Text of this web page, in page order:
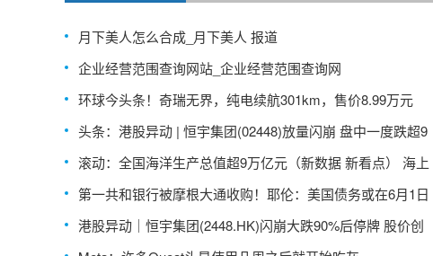
月下美人怎么合成_月下美人 报道
企业经营范围查询网站_企业经营范围查询网
环球今头条！奇瑞无界，纯电续航301km，售价8.99万元
头条：港股异动 | 恒宇集团(02448)放量闪崩 盘中一度跌超9
1% 股价创上市新低
滚动：全国海洋生产总值超9万亿元（新数据 新看点） 海上
风电发电量同比增长116.2%
第一共和银行被摩根大通收购！耶伦：美国债务或在6月1日
触及上限
港股异动｜恒宇集团(2448.HK)闪崩大跌90%后停牌 股价创